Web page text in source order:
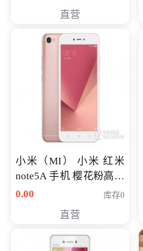
直营
小米（MI） 小米 红米
note5A 手机 樱花粉高配
版 全网通(3G+32G)
0.00 库存0
直营